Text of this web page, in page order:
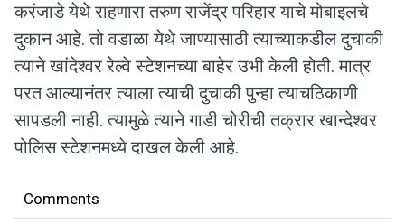
करंजाडे येथे राहणारा तरुण राजेंद्र परिहार याचे मोबाइलचे
दुकान आहे. तो वडाळा येथे जाण्यासाठी त्याच्याकडील दुचाकी
त्याने खांदेश्वर रेल्वे स्टेशनच्या बाहेर उभी केली होती. मात्र
परत आल्यानंतर त्याला त्याची दुचाकी पुन्हा त्याचठिकाणी
सापडली नाही. त्यामुळे त्याने गाडी चोरीची तक्रार खान्देश्वर
पोलिस स्टेशनमध्ये दाखल केली आहे.
Comments